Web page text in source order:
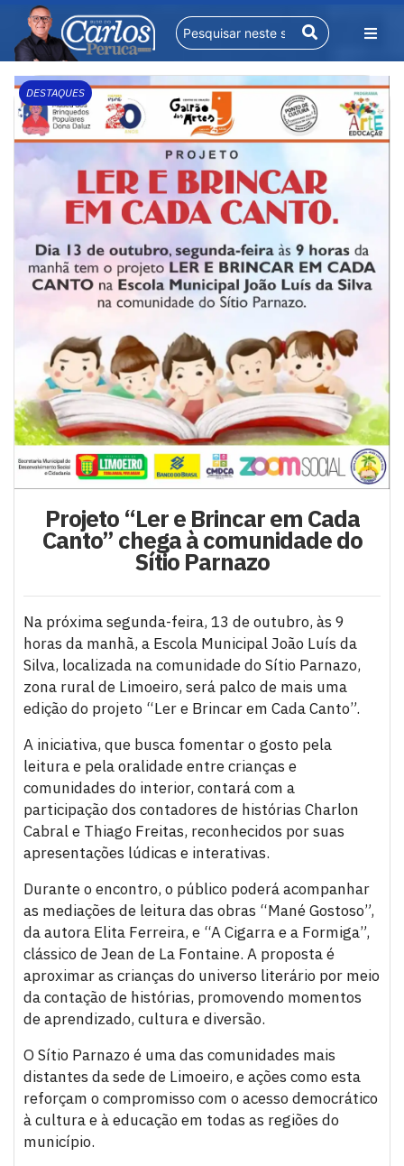
DESTAQUES
Projeto “Ler e Brincar em Cada
Canto” chega à comunidade do
Sítio Parnazo
Na próxima segunda-feira, 13 de outubro, às 9
horas da manhã, a Escola Municipal João Luís da
Silva, localizada na comunidade do Sítio Parnazo,
zona rural de Limoeiro, será palco de mais uma
edição do projeto “Ler e Brincar em Cada Canto”.
A iniciativa, que busca fomentar o gosto pela
leitura e pela oralidade entre crianças e
comunidades do interior, contará com a
participação dos contadores de histórias Charlon
Cabral e Thiago Freitas, reconhecidos por suas
apresentações lúdicas e interativas.
Durante o encontro, o público poderá acompanhar
as mediações de leitura das obras “Mané Gostoso”,
da autora Elita Ferreira, e “A Cigarra e a Formiga”,
clássico de Jean de La Fontaine. A proposta é
aproximar as crianças do universo literário por meio
da contação de histórias, promovendo momentos
de aprendizado, cultura e diversão.
O Sítio Parnazo é uma das comunidades mais
distantes da sede de Limoeiro, e ações como esta
reforçam o compromisso com o acesso democrático
à cultura e à educação em todas as regiões do
município.